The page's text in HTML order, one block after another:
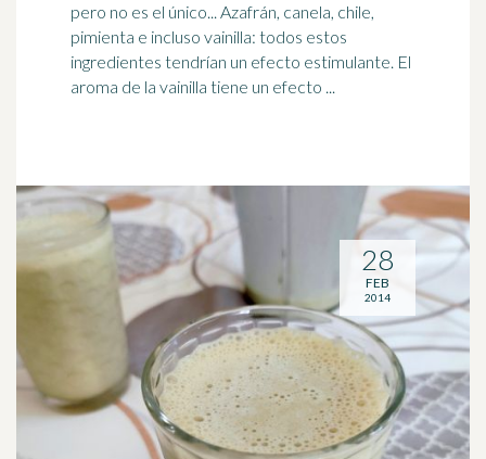
pero no es el único... Azafrán, canela, chile,
pimienta e incluso vainilla: todos estos
ingredientes tendrían un efecto estimulante. El
aroma de la vainilla tiene un efecto ...
28
FEB
2014